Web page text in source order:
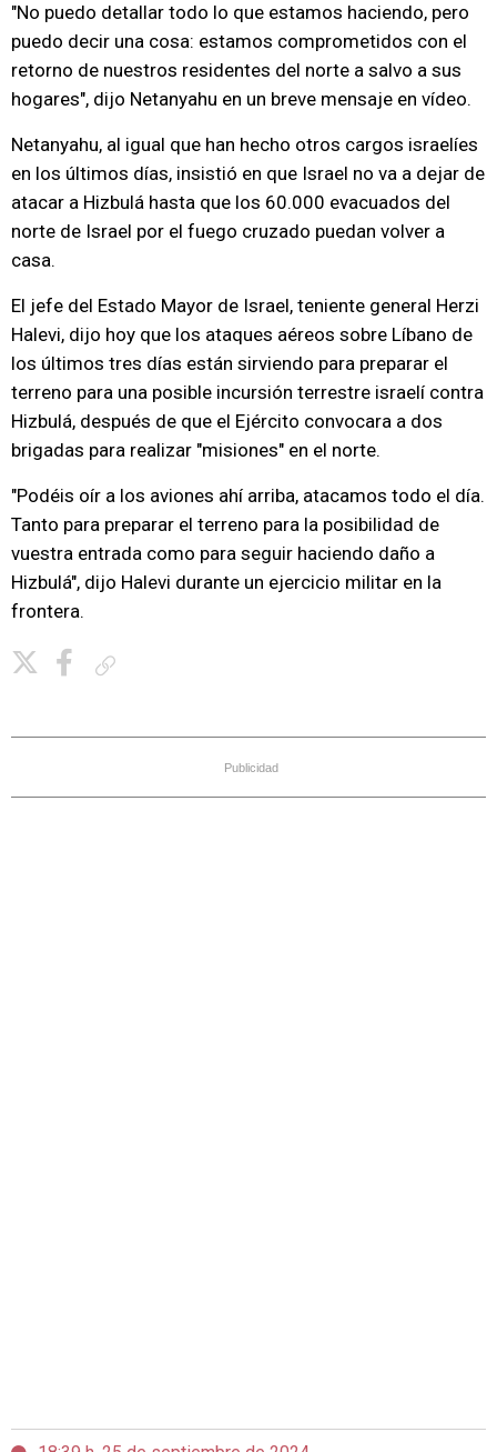
"No puedo detallar todo lo que estamos haciendo, pero
puedo decir una cosa: estamos comprometidos con el
retorno de nuestros residentes del norte a salvo a sus
hogares", dijo Netanyahu en un breve mensaje en vídeo.
Netanyahu, al igual que han hecho otros cargos israelíes
en los últimos días, insistió en que Israel no va a dejar de
atacar a Hizbulá hasta que los 60.000 evacuados del
norte de Israel por el fuego cruzado puedan volver a
casa.
El jefe del Estado Mayor de Israel, teniente general Herzi
Halevi, dijo hoy que los ataques aéreos sobre Líbano de
los últimos tres días están sirviendo para preparar el
terreno para una posible incursión terrestre israelí contra
Hizbulá, después de que el Ejército convocara a dos
brigadas para realizar "misiones" en el norte.
"Podéis oír a los aviones ahí arriba, atacamos todo el día.
Tanto para preparar el terreno para la posibilidad de
vuestra entrada como para seguir haciendo daño a
Hizbulá", dijo Halevi durante un ejercicio militar en la
frontera.
Publicidad